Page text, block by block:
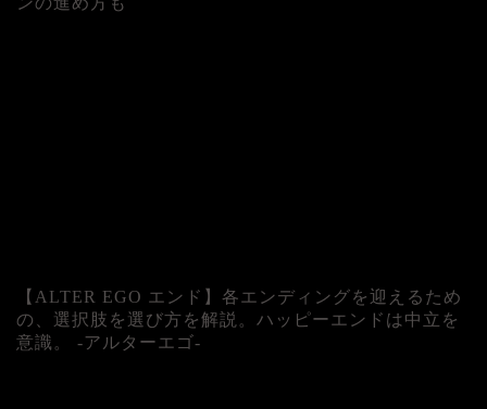
【ALTER EGO エンド】各エンディングを迎えるため
の、選択肢を選び方を解説。ハッピーエンドは中立を
意識。 -アルターエゴ-